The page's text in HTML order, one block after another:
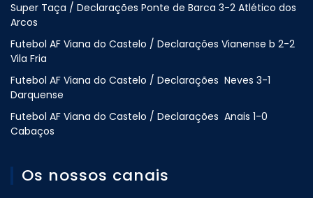
Super Taça / Declarações Ponte de Barca 3-2 Atlético dos
Arcos
Futebol AF Viana do Castelo / Declarações Vianense b 2-2
Vila Fria
Futebol AF Viana do Castelo / Declarações Neves 3-1
Darquense
Futebol AF Viana do Castelo / Declarações Anais 1-0
Cabaços
Os nossos canais